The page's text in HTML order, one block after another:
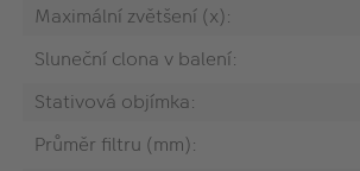
Maximální zvětšení (x):
Sluneční clona v balení:
Stativová objímka:
Průměr filtru (mm):